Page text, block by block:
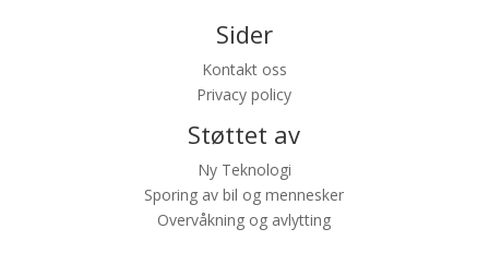
Sider
Kontakt oss
Privacy policy
Støttet av
Ny Teknologi
Sporing av bil og mennesker
Overvåkning og avlytting